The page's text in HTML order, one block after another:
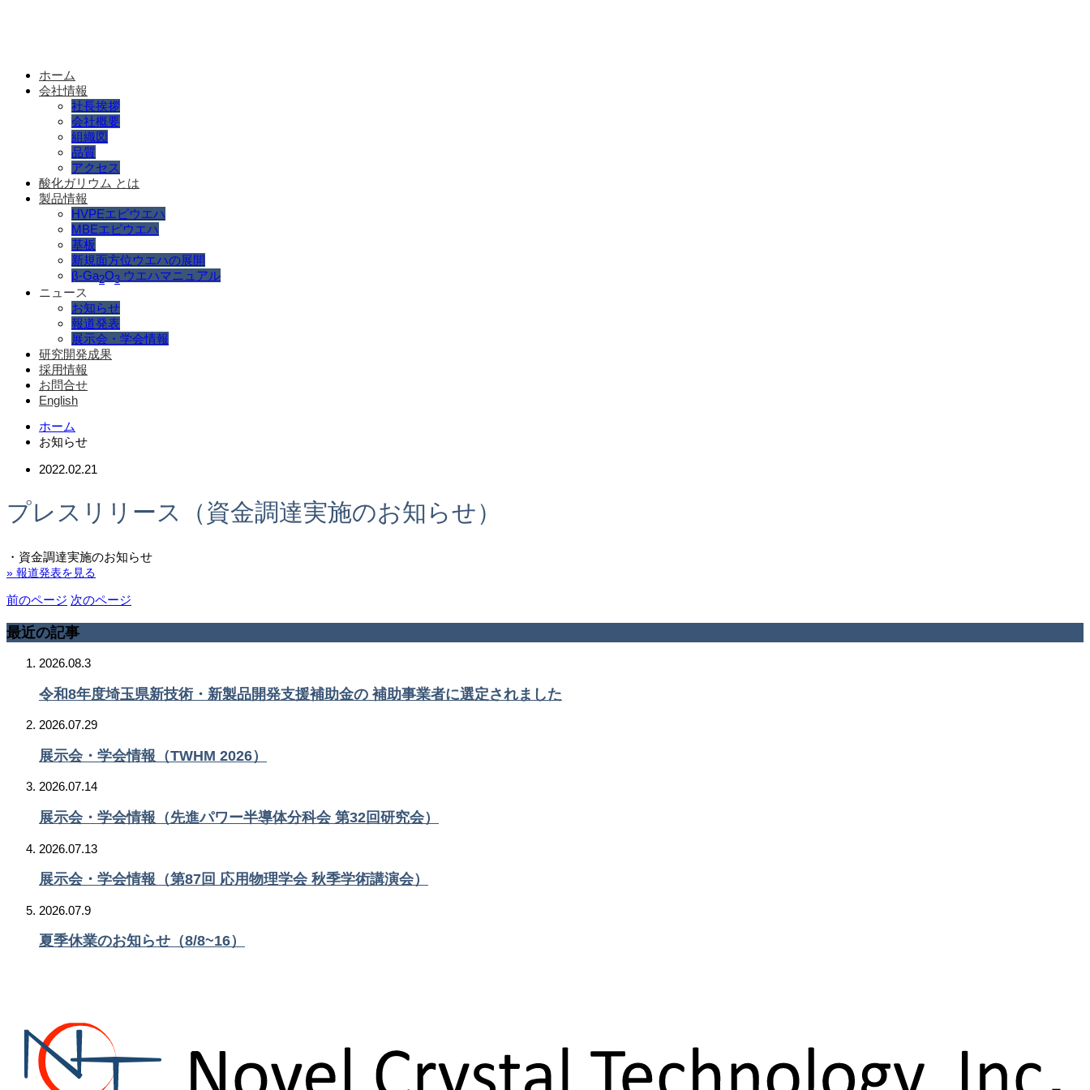
ホーム
会社情報
社長挨拶
会社概要
組織図
品質
アクセス
酸化ガリウム とは
製品情報
HVPEエピウエハ
MBEエピウエハ
基板
新規面方位ウエハの展開
β-Ga2O3 ウエハマニュアル
ニュース
お知らせ
報道発表
展示会・学会情報
研究開発成果
採用情報
お問合せ
English
ホーム
お知らせ
2022.02.21
プレスリリース（資金調達実施のお知らせ）
・資金調達実施のお知らせ
» 報道発表を見る
前のページ 次のページ
最近の記事
2026.08.3
令和8年度埼玉県新技術・新製品開発支援補助金の 補助事業者に選定されました
2026.07.29
展示会・学会情報（TWHM 2026）
2026.07.14
展示会・学会情報（先進パワー半導体分科会 第32回研究会）
2026.07.13
展示会・学会情報（第87回 応用物理学会 秋季学術講演会）
2026.07.9
夏季休業のお知らせ（8/8~16）